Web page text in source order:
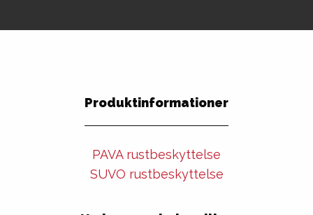
Produktinformationer
PAVA rustbeskyttelse
SUVO rustbeskyttelse